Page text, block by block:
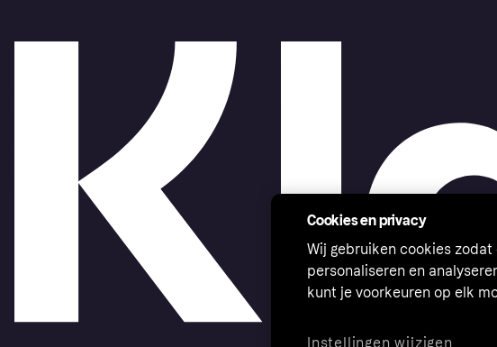
Cookies en privacy
Wij gebruiken cookies
personaliseren en
kunt je voorkeuren op elk
Instellingen wijzigen